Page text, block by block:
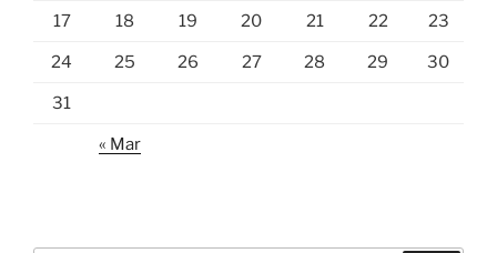
17 18 19 20 21 22 23
24 25 26 27 28 29 30
31
« Mar